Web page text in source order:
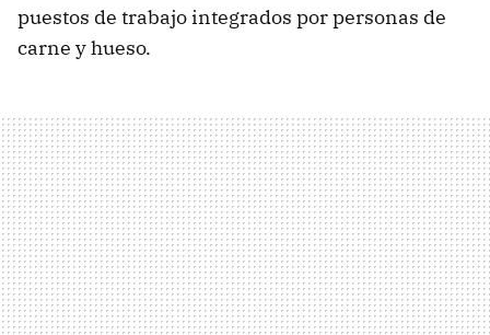
puestos de trabajo integrados por personas de
carne y hueso.